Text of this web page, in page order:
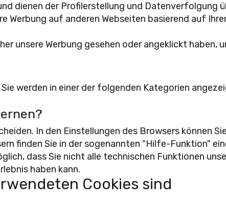
dienen der Profilerstellung und Datenverfolgung
Werbung auf anderen Webseiten basierend auf
unsere Werbung gesehen oder angeklickt haben,
werden in einer der folgenden Kategorien
In den Einstellungen des Browsers können
finden Sie in der sogenannten "Hilfe-Funktion"
dass Sie nicht alle technischen Funktionen
haben kann.
Cookies sind